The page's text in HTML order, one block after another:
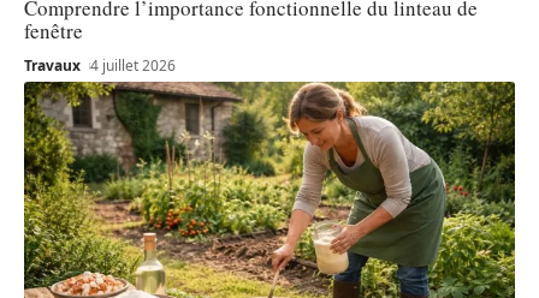
Comprendre l’importance fonctionnelle du linteau de
fenêtre
Travaux 4 juillet 2026